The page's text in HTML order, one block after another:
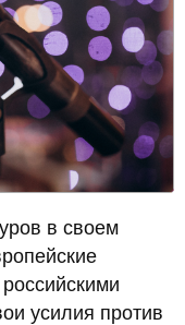
в своем
усилия против